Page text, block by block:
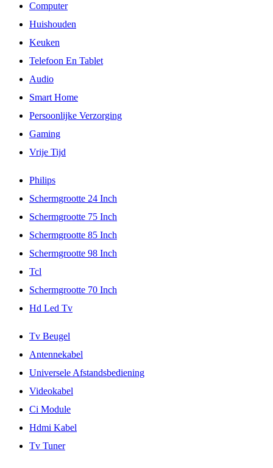
Computer
Huishouden
Keuken
Telefoon En Tablet
Audio
Smart Home
Persoonlijke Verzorging
Gaming
Vrije Tijd
Philips
Schermgrootte 24 Inch
Schermgrootte 75 Inch
Schermgrootte 85 Inch
Schermgrootte 98 Inch
Tcl
Schermgrootte 70 Inch
Hd Led Tv
Tv Beugel
Antennekabel
Universele Afstandsbediening
Videokabel
Ci Module
Hdmi Kabel
Tv Tuner